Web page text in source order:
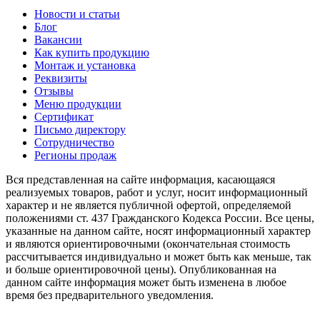
Новости и статьи
Блог
Вакансии
Как купить продукцию
Монтаж и установка
Реквизиты
Отзывы
Меню продукции
Сертификат
Письмо директору
Сотрудничество
Регионы продаж
Вся представленная на сайте информация, касающаяся
реализуемых товаров, работ и услуг, носит информационный
характер и не является публичной офертой, определяемой
положениями ст. 437 Гражданского Кодекса России. Все цены,
указанные на данном сайте, носят информационный характер
и являются ориентировочными (окончательная стоимость
рассчитывается индивидуально и может быть как меньше, так
и больше ориентировочной цены). Опубликованная на
данном сайте информация может быть изменена в любое
время без предварительного уведомления.